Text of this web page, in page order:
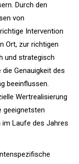
Durch den
von
Intervention
Ort, zur richtigen
und strategisch
Genauigkeit des
beeinflussen.
Wertrealisierung
geeignetsten
Laufe des Jahres